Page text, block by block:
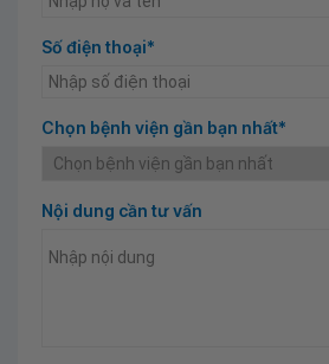
Số điện thoại*
Chọn bệnh viện gần bạn nhất*
Nội dung cần tư vấn